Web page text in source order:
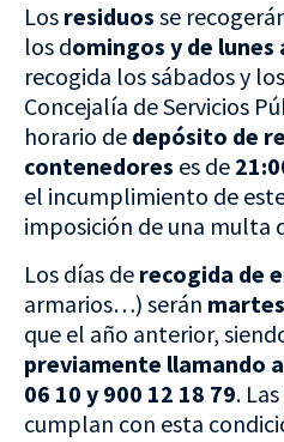
Los residuos se
los domingos y de lunes
recogida los sábados y
Concejalía de Servicios
horario de depósito de
contenedores es de
el incumplimiento de
imposición de una multa
Los días de recogida de
armarios…) serán
que el año anterior,
previamente llamando
06 10 y 900 12 18 79.
cumplan con esta